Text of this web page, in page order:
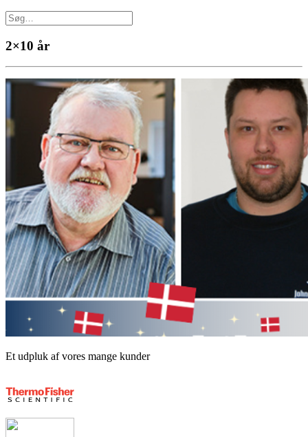
2×10 år
Et udpluk af vores mange kunder